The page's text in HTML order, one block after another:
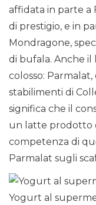
affidata in parte a
di prestigio, e in
Mondragone,
di bufala. Anche
colosso:
stabilimenti di
significa che il
un latte prodotto
competenza di
Parmalat sugli
Yogurt al